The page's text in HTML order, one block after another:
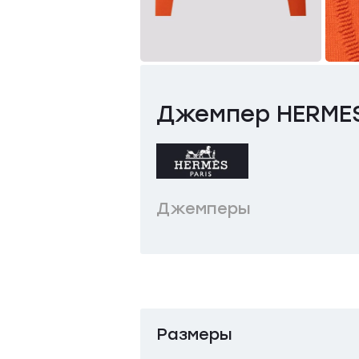
Джемпер
Джемперы
Размеры